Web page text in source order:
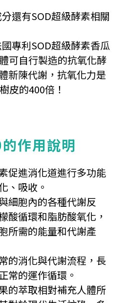
還有SOD超級酵素相關
專利SOD超級酵素香瓜
可自行製造的抗氧化酵
新陳代謝，抗氧化力是
皮的400倍！
作用說明
促進消化道進行多功能
、吸收。
細胞內的各種代謝反
酸循環和脂肪酸氧化，
所需的能量和代謝產
的消化與代謝流程，長
常的運作循環。
的萃取相對補充人體所